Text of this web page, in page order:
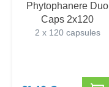
Phytophanere Duo
Caps 2x120
2 x 120 capsules